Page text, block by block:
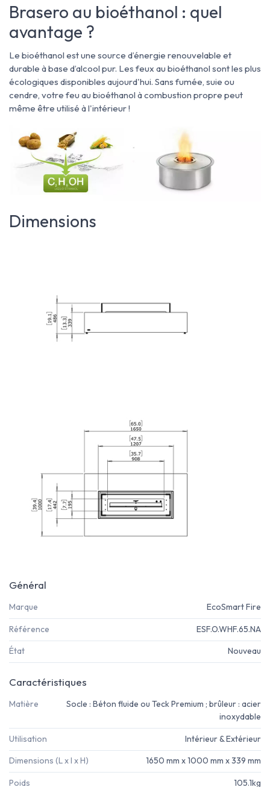
Brasero au bioéthanol : quel
avantage ?
Le bioéthanol est une source d’énergie renouvelable et
durable à base d’alcool pur. Les feux au bioéthanol sont les plus
écologiques disponibles aujourd'hui. Sans fumée, suie ou
cendre, votre feu au bioéthanol à combustion propre peut
même être utilisé à l'intérieur !
Dimensions
Général
Marque EcoSmart Fire
Référence ESF.O.WHF.65.NA
État Nouveau
Caractéristiques
Matière
Socle : Béton fluide ou Teck Premium ; brûleur : acier
inoxydable
Utilisation Intérieur & Extérieur
Dimensions (L x l x H) 1650 mm x 1000 mm x 339 mm
Poids 105.1kg